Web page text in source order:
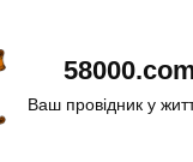
Ваш провідник у